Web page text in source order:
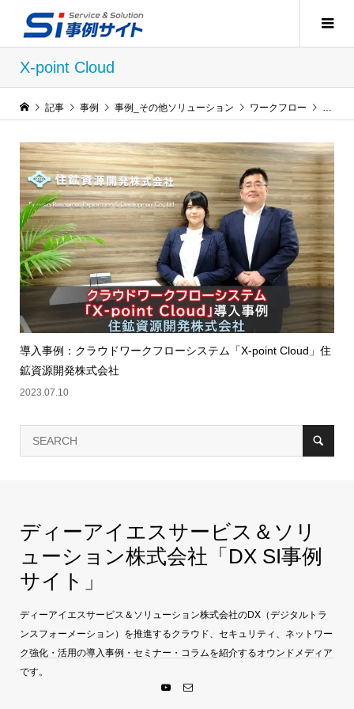
X-point Cloud
記事 事例 事例_その他ソリューション ワークフロー
導入事例：クラウドワークフローシステム「X-point Cloud」住
鉱資源開発株式会社
2023.07.10
ディーアイエスサービス＆ソリ
ューション株式会社「DX SI事例
サイト」
ディーアイエスサービス＆ソリューション株式会社のDX（デジタルトラ
ンスフォーメーション）を推進するクラウド、セキュリティ、ネットワー
ク強化・活用の導入事例・セミナー・コラムを紹介するオウンドメディア
です。